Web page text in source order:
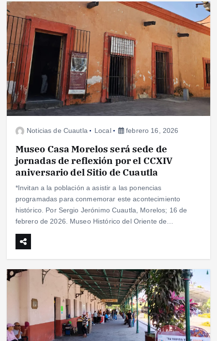
Noticias de Cuautla Local febrero 16, 2026
Museo Casa Morelos será sede de
jornadas de reflexión por el CCXIV
aniversario del Sitio de Cuautla
*Invitan a la población a asistir a las ponencias
programadas para conmemorar este acontecimiento
histórico. Por Sergio Jerónimo Cuautla, Morelos; 16 de
febrero de 2026. Museo Histórico del Oriente de…